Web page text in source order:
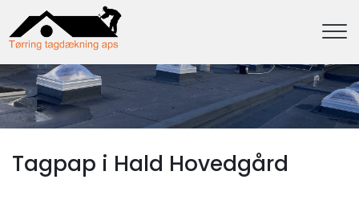
hovedindhold
Tagpap i Hald ​Hovedgård